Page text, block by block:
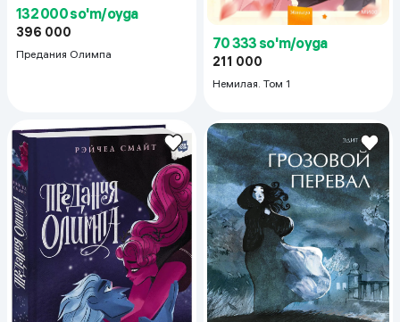
132 000 so'm/oyga
396 000
Предания Олимпа
70 333 so'm/oyga
211 000
Немилая. Том 1